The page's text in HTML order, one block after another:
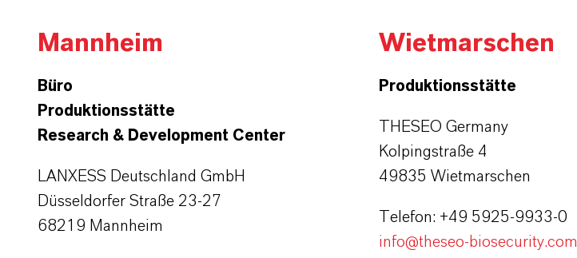
Mannheim
Büro
Produktionsstätte
Research & Development Center
LANXESS Deutschland GmbH
Düsseldorfer Straße 23-27
68219 Mannheim
Wietmarschen
Produktionsstätte
THESEO Germany
Kolpingstraße 4
49835 Wietmarschen
Telefon: +49 5925-9933-0
info@theseo-biosecurity.com